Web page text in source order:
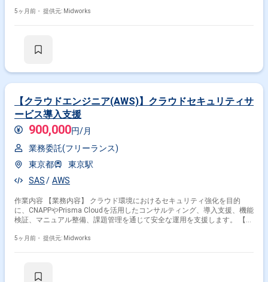
行を含め、影響範囲調査や導入計画立案まで担当します。顧客先への常駐
5ヶ月前・ 提供元: Midworks
【クラウドエンジニア(AWS)】クラウドセキュリティサ
ービス導入支援
900,000円/月
業務委託(フリーランス)
東京都
東京駅
SAS
AWS
作業内容 【業務内容】 クラウド環境におけるセキュリティ強化を目的
に、CNAPPやPrisma Cloudを活用したコンサルティング、導入支援、機能
検証、マニュアル整備、課題管理を通じて安全な運用を支援します。 【作
導入提案 ・CNAPPを用いたセキュリティ対策の優先順位付けと計画立案
5ヶ月前・ 提供元: Midworks